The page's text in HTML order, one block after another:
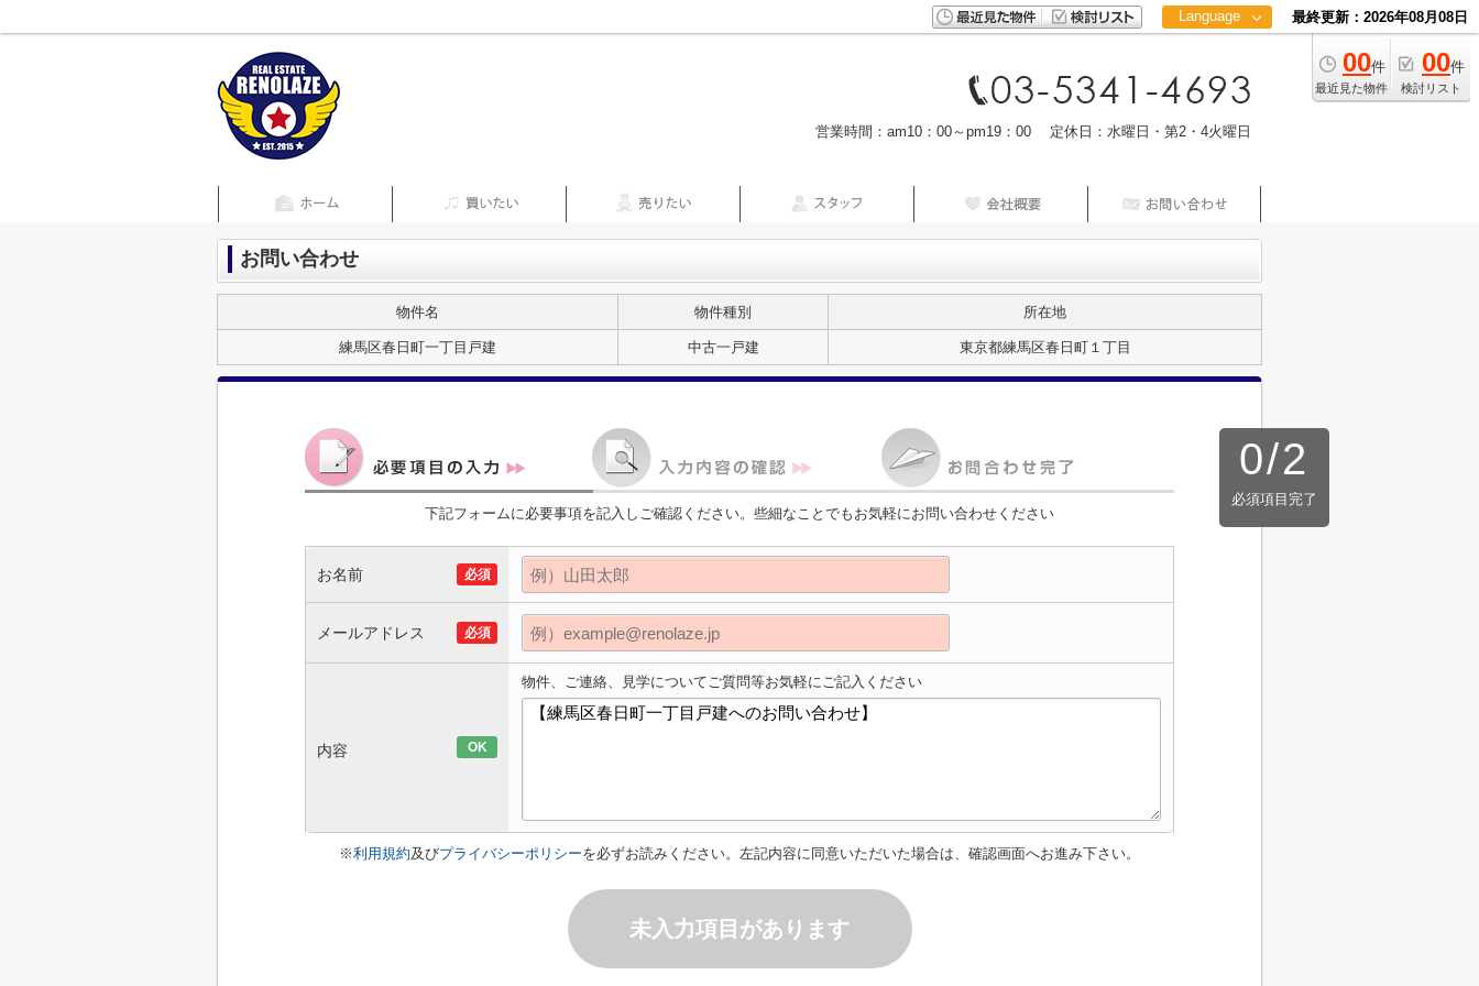
Language
中文
最終更新：2026年08月08日
00件
最近見た物件
00件
検討リスト
営業時間：am10：00～pm19：00 定休日：水曜日・第2・4火曜日
お問い合わせ
物件名 物件種別 所在地
練馬区春日町一丁目戸建 中古一戸建 東京都練馬区春日町１丁目
0/2
必須項目完了
下記フォームに必要事項を記入しご確認ください。些細なことでもお気軽にお問い合わせください
お名前 必須
メールアドレス 必須
内容 OK
物件、ご連絡、見学についてご質問等お気軽にご記入ください
※利用規約及びプライバシーポリシーを必ずお読みください。左記内容に同意いただいた場合は、確認画面へお進み下さい。
未入力項目があります